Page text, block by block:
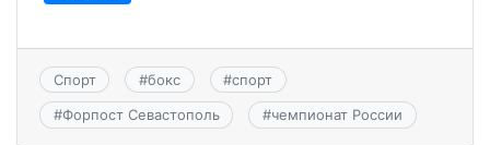
Спорт #бокс #спорт
#Форпост Севастополь #чемпионат России